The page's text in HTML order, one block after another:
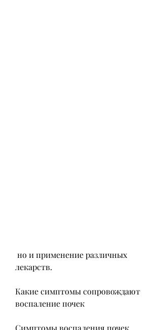
лекарств.
Какие симптомы сопровождают
воспаление почек
Симптомы воспаления почек